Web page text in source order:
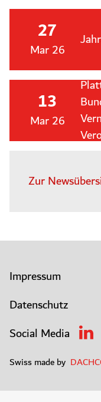
27
Mar 26
13
Mar 26
Zur
Impressum
Datenschutz
Social Media
Swiss made by